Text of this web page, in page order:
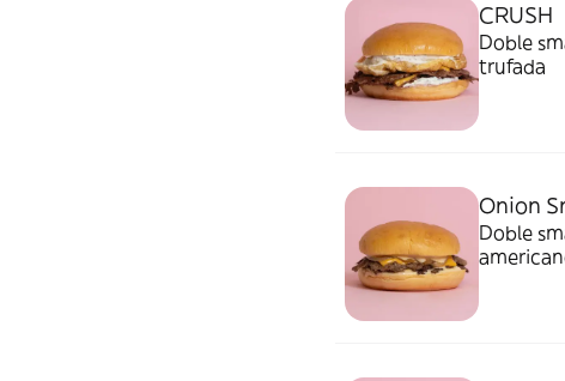
CRUSH
Doble
trufada
Onion
Doble